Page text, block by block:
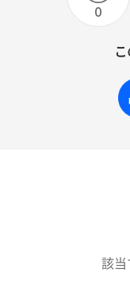
0
該当